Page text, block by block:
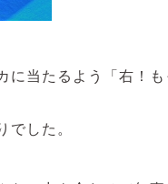
に当たるよう「右！
した。